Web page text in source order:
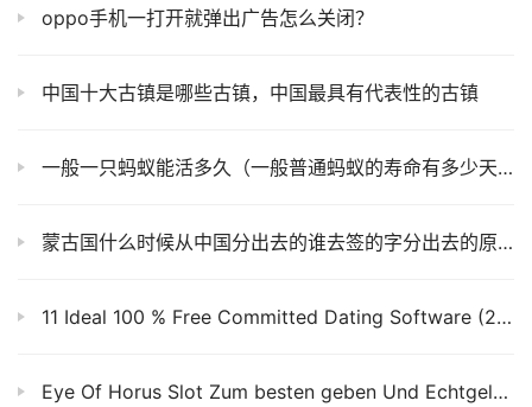
oppo手机一打开就弹出广告怎么关闭？
中国十大古镇是哪些古镇，中国最具有代表性的古镇
一般一只蚂蚁能活多久（一般普通蚂蚁的寿命有多少天）
蒙古国什么时候从中国分出去的谁去签的字分出去的原因
11 Ideal 100 % Free Committed Dating Software (2020)
Eye Of Horus Slot Zum besten geben Und Echtgeld Obsiegen